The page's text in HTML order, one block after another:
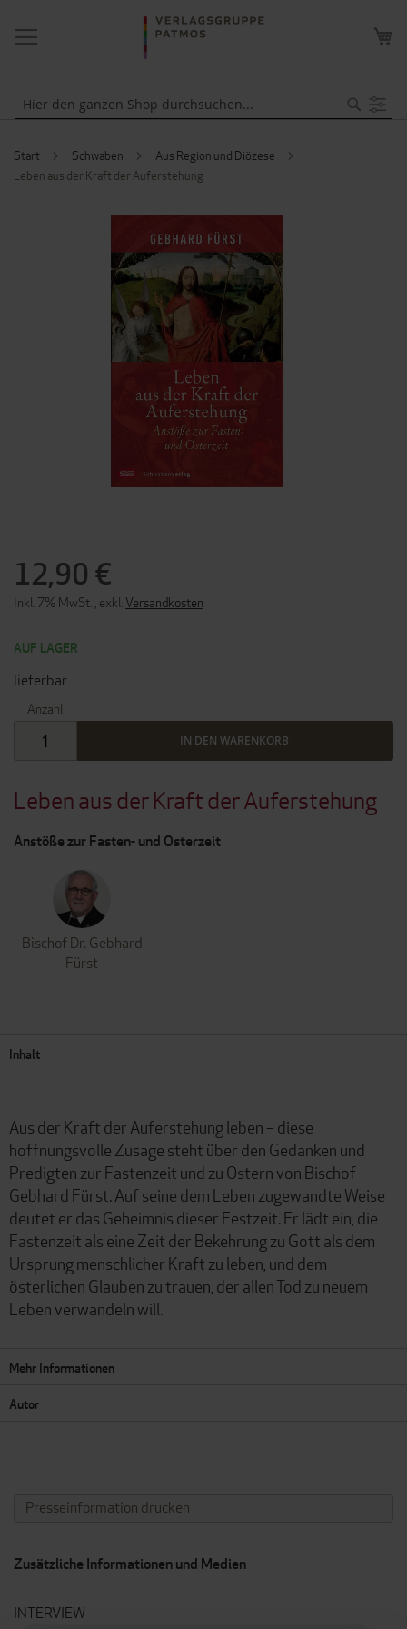
NAVIGATION
UMSCHALTEN
Start Schwaben
Aus Region und Diözese
Leben aus der Kraft der Auferstehung
Leben aus der Kraft der Auferstehung
Anstöße zur Fasten- und Osterzeit
Bischof Dr. Gebhard
Fürst
12,90 €
Inkl. 7% MwSt. exkl. Versandkosten
AUF LAGER
lieferbar
Anzahl
IN DEN WARENKORB
ENDE
DER
BILDERGALERIE
SPRINGEN
Inhalt
Aus der Kraft der Auferstehung leben – diese
hoffnungsvolle Zusage steht über den Gedanken und
Predigten zur Fastenzeit und zu Ostern von Bischof
Gebhard Fürst. Auf seine dem Leben zugewandte Weise
deutet er das Geheimnis dieser Festzeit. Er lädt ein, die
Fastenzeit als eine Zeit der Bekehrung zu Gott als dem
Ursprung menschlicher Kraft zu leben, und dem
österlichen Glauben zu trauen, der allen Tod zu neuem
Leben verwandeln will.
Mehr Informationen
Autor
Presseinformation drucken
Zusätzliche Informationen und Medien
INTERVIEW